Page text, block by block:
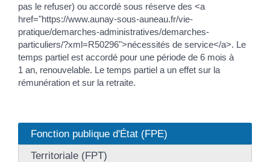
pas le refuser) ou accordé sous réserve des <a
href="https://www.aunay-sous-auneau.fr/vie-
pratique/demarches-administratives/demarches-
particuliers/?xml=R50296">nécessités de service</a>. Le
temps partiel est accordé pour une période de 6 mois à
1 an, renouvelable. Le temps partiel a un effet sur la
rémunération et sur la retraite.
Fonction publique d'État (FPE)
Territoriale (FPT)